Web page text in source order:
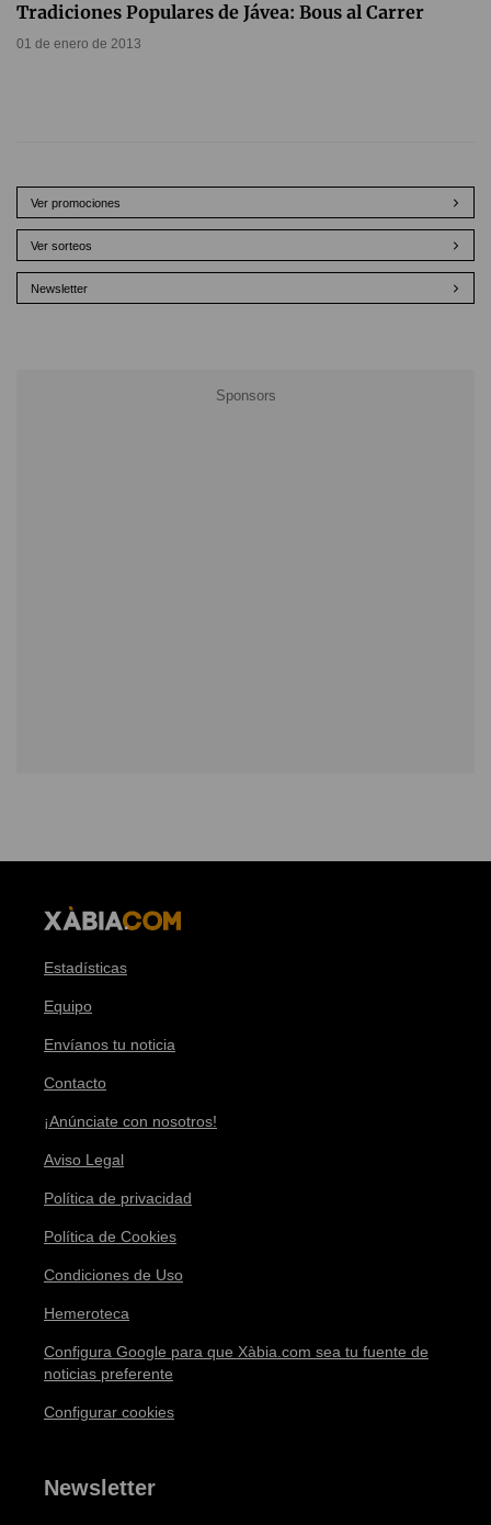
Tradiciones Populares de Jávea: Bous al Carrer
01 de enero de 2013
Ver promociones
Ver sorteos
Newsletter
Estadísticas
Equipo
Envíanos tu noticia
Contacto
¡Anúnciate con nosotros!
Aviso Legal
Política de privacidad
Política de Cookies
Condiciones de Uso
Hemeroteca
Configura Google para que Xàbia.com sea tu fuente de
noticias preferente
Configurar cookies
Newsletter